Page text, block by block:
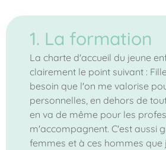
1. La formation
La charte d'accueil du jeune
clairement le point suivant :
besoin que l'on me valorise
personnelles, en dehors de
en va de même pour les
m'accompagnent. C'est aussi
femmes et à ces hommes que